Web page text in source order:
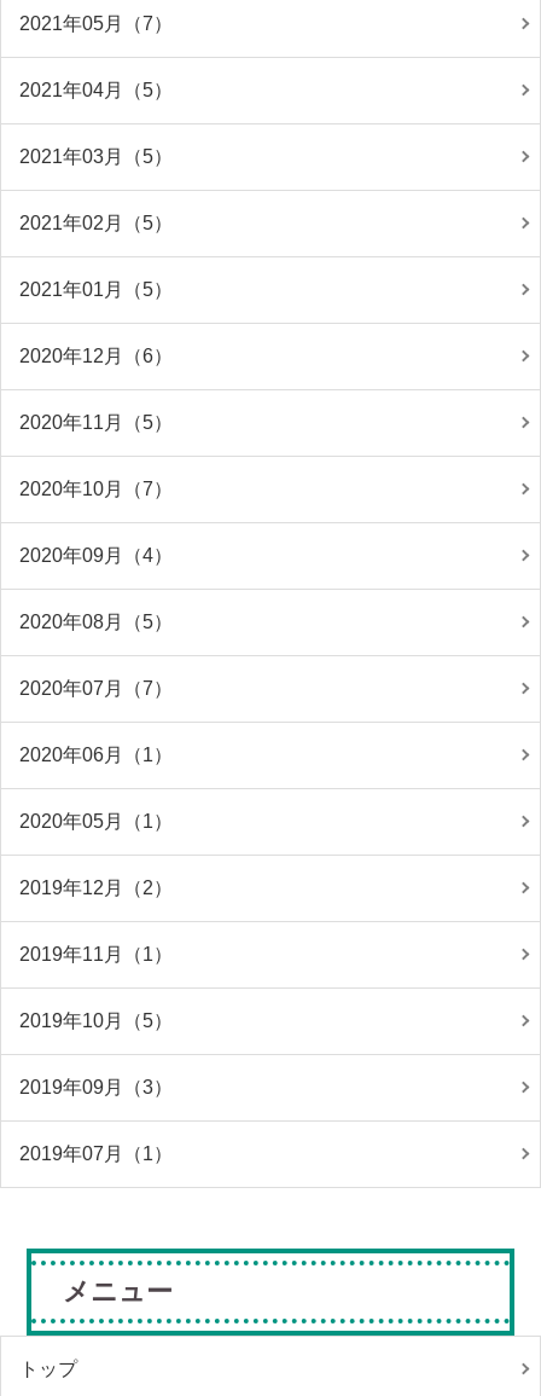
2021年05月（7）
2021年04月（5）
2021年03月（5）
2021年02月（5）
2021年01月（5）
2020年12月（6）
2020年11月（5）
2020年10月（7）
2020年09月（4）
2020年08月（5）
2020年07月（7）
2020年06月（1）
2020年05月（1）
2019年12月（2）
2019年11月（1）
2019年10月（5）
2019年09月（3）
2019年07月（1）
メニュー
トップ